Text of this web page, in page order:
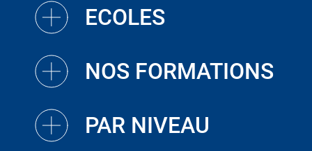
ECOLES
NOS FORMATIONS
PAR NIVEAU